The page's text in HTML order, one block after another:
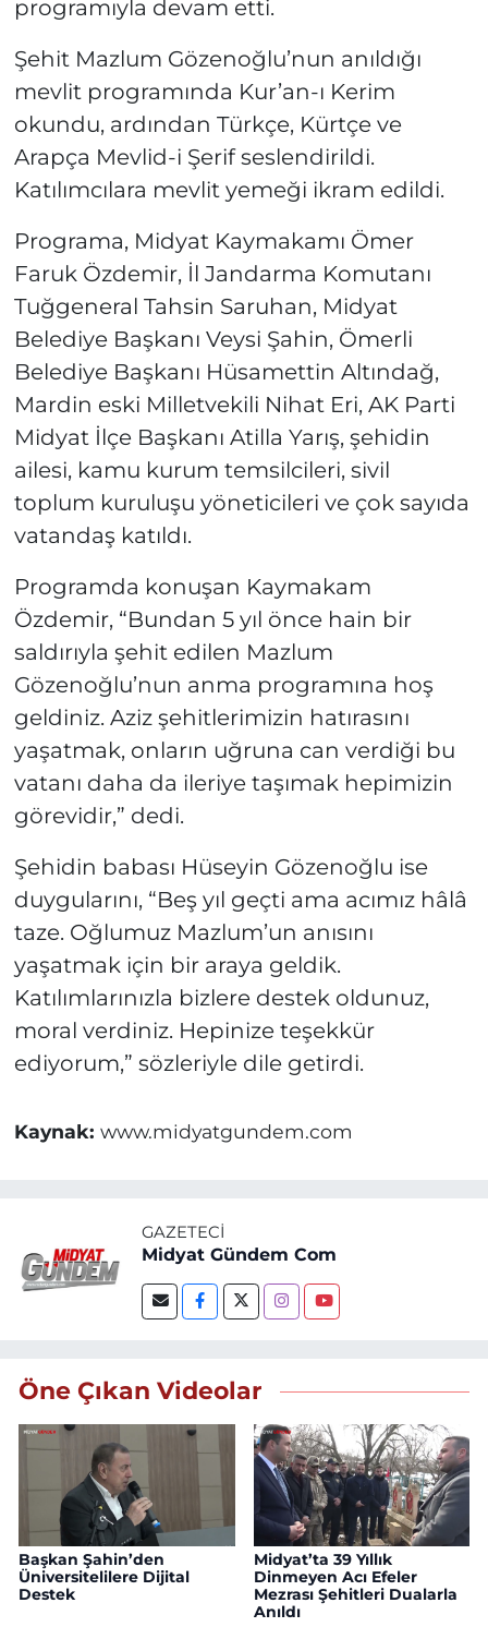
programıyla devam etti.
Şehit Mazlum Gözenoğlu’nun anıldığı
mevlit programında Kur’an-ı Kerim
okundu, ardından Türkçe, Kürtçe ve
Arapça Mevlid-i Şerif seslendirildi.
Katılımcılara mevlit yemeği ikram edildi.
Programa, Midyat Kaymakamı Ömer
Faruk Özdemir, İl Jandarma Komutanı
Tuğgeneral Tahsin Saruhan, Midyat
Belediye Başkanı Veysi Şahin, Ömerli
Belediye Başkanı Hüsamettin Altındağ,
Mardin eski Milletvekili Nihat Eri, AK Parti
Midyat İlçe Başkanı Atilla Yarış, şehidin
ailesi, kamu kurum temsilcileri, sivil
toplum kuruluşu yöneticileri ve çok sayıda
vatandaş katıldı.
Programda konuşan Kaymakam
Özdemir, “Bundan 5 yıl önce hain bir
saldırıyla şehit edilen Mazlum
Gözenoğlu’nun anma programına hoş
geldiniz. Aziz şehitlerimizin hatırasını
yaşatmak, onların uğruna can verdiği bu
vatanı daha da ileriye taşımak hepimizin
görevidir,” dedi.
Şehidin babası Hüseyin Gözenoğlu ise
duygularını, “Beş yıl geçti ama acımız hâlâ
taze. Oğlumuz Mazlum’un anısını
yaşatmak için bir araya geldik.
Katılımlarınızla bizlere destek oldunuz,
moral verdiniz. Hepinize teşekkür
ediyorum,” sözleriyle dile getirdi.
Kaynak: www.midyatgundem.com
GAZETECI
Midyat Gündem Com
Öne Çıkan Videolar
Başkan Şahin’den
Üniversitelilere Dijital
Destek
Midyat’ta 39 Yıllık
Dinmeyen Acı Efeler
Mezrası Şehitleri Dualarla
Anıldı